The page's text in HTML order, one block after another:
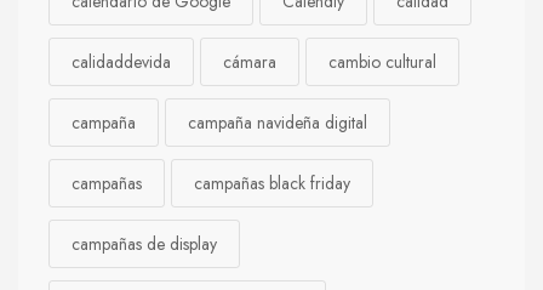
calidaddevida cámara cambio cultural
campaña campaña navideña digital
campañas campañas black friday
campañas de display